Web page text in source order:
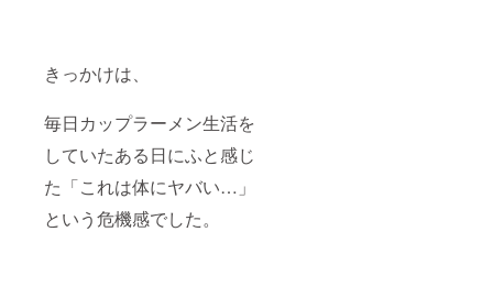
きっかけは、
毎日カップラーメン生活を
していたある日にふと感じ
た「これは体にヤバい…」
という危機感でした。